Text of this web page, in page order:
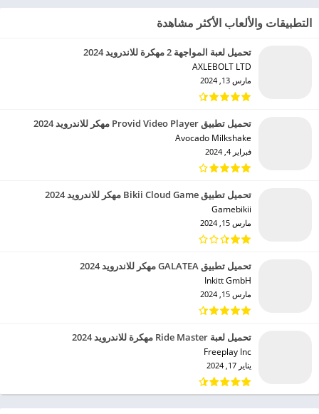
التطبيقات والألعاب الأكثر مشاهدة
تحميل لعبة المواجهة 2 مهكرة للاندرويد 2024
AXLEBOLT LTD‏
مارس 13, 2024
تحميل تطبيق Provid Video Player مهكر للاندرويد 2024
Avocado Milkshake‏
فبراير 4, 2024
تحميل تطبيق Bikii Cloud Game مهكر للاندرويد 2024
Gamebikii‏
مارس 15, 2024
تحميل تطبيق GALATEA مهكر للاندرويد 2024
Inkitt GmbH‏
مارس 15, 2024
تحميل لعبة Ride Master مهكرة للاندرويد 2024
Freeplay Inc‏
يناير 17, 2024